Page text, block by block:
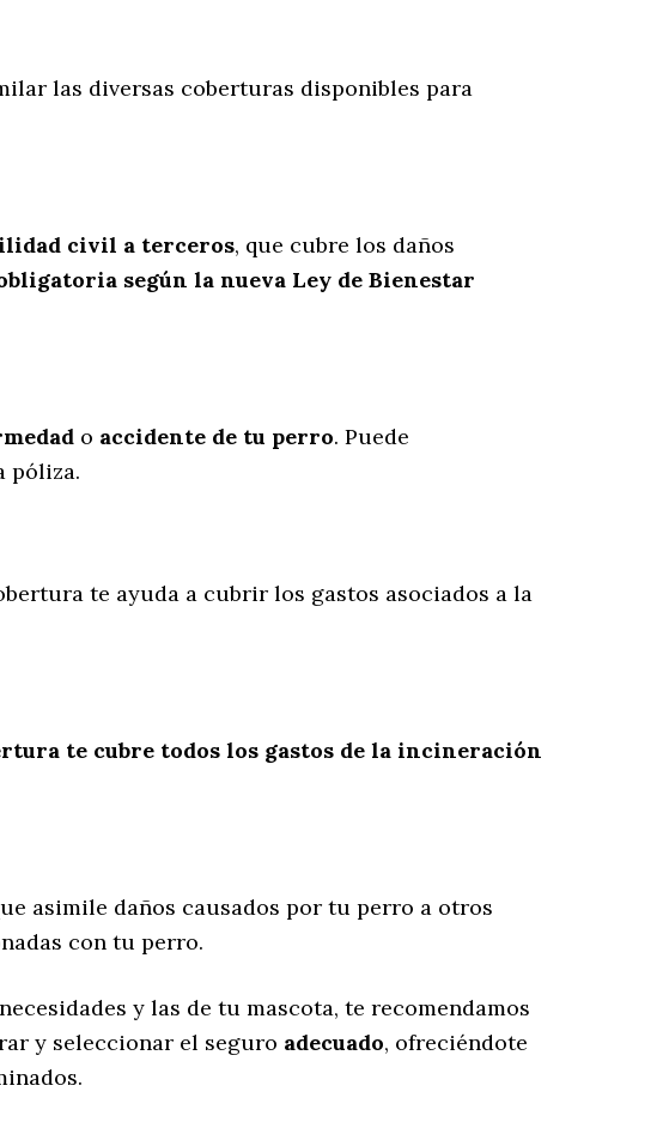
las diversas coberturas disponibles para
civil a terceros, que cubre los daños
según la nueva Ley de Bienestar
o accidente de tu perro. Puede
póliza.
te ayuda a cubrir los gastos asociados a la
te cubre todos los gastos de la incineración
asimile daños causados por tu perro a otros
con tu perro.
y las de tu mascota, te recomendamos
y seleccionar el seguro adecuado, ofreciéndote